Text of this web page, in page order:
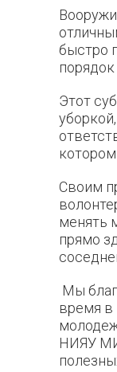
быстро
Этот
Своим
менять
прямо
Мы
время в
НИЯУ